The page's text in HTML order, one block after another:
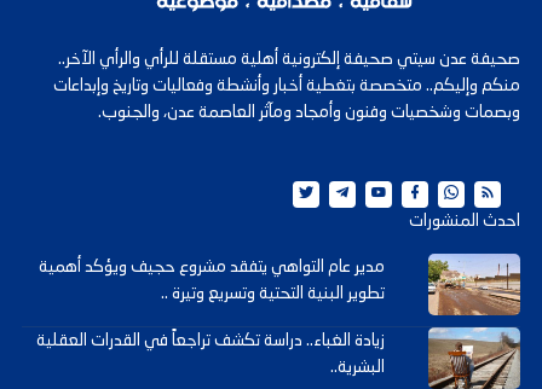
صحيفة عدن سيتي صحيفة إلكترونية أهلية مستقلة للرأي والرأي الآخر..
منكم وإليكم.. متخصصة بتغطية أخبار وأنشطة وفعاليات وتاريخ وإبداعات
وبصمات وشخصيات وفنون وأمجاد ومآثر العاصمة عدن، والجنوب.
احدث المنشورات
مدير عام التواهي يتفقد مشروع حجيف ويؤكد أهمية
تطوير البنية التحتية وتسريع وتيرة ..
زيادة الغباء.. دراسة تكشف تراجعاً في القدرات العقلية
البشرية..